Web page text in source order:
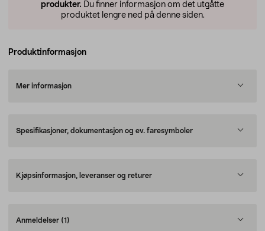
produkter. Du finner informasjon om det utgåtte
produktet lengre ned på denne siden.
Produktinformasjon
Mer informasjon
Spesifikasjoner, dokumentasjon og ev. faresymboler
Kjøpsinformasjon, leveranser og returer
Anmeldelser (1)